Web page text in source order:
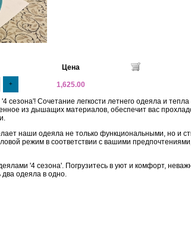
Цена
+ 1,625.00
Сочетание легкости летнего одеяла и
из дышащих материалов, обеспечит вас
наши одеяла не только функциональными, но и
режим в соответствии с вашими
'4 сезона'. Погрузитесь в уют и комфорт,
одеяла в одно.